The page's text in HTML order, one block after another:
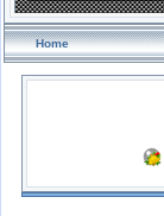
Home